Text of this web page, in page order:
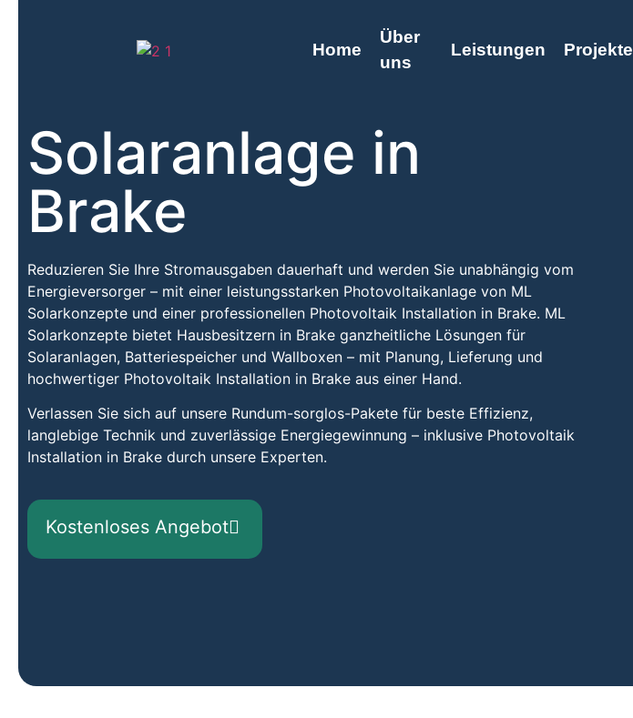
Home
Über
uns
Leistungen Projekte
Solaranlage in
Brake
Reduzieren Sie Ihre Stromausgaben dauerhaft und werden Sie unabhängig vom
Energieversorger – mit einer leistungsstarken Photovoltaikanlage von ML
Solarkonzepte und einer professionellen Photovoltaik Installation in Brake. ML
Solarkonzepte bietet Hausbesitzern in Brake ganzheitliche Lösungen für
Solaranlagen, Batteriespeicher und Wallboxen – mit Planung, Lieferung und
hochwertiger Photovoltaik Installation in Brake aus einer Hand.
Verlassen Sie sich auf unsere Rundum-sorglos-Pakete für beste Effizienz,
langlebige Technik und zuverlässige Energiegewinnung – inklusive Photovoltaik
Installation in Brake durch unsere Experten.
Kostenloses Angebot